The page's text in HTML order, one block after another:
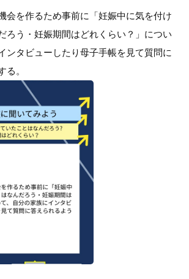
会を作るため事前に「妊娠中に気を付け
ろう・妊娠期間はどれくらい？」につい
ンタビューしたり母子手帳を見て質問に
る。